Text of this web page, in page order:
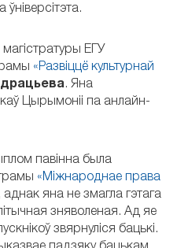
ЕГУ
«Развіццё культурнай
. Яна
Цырымоніі па анлайн-
павінна была
«Міжнароднае права
, аднак яна не змагла гэтага
зняволеная. Ад яе
звярнуліся бацькі.